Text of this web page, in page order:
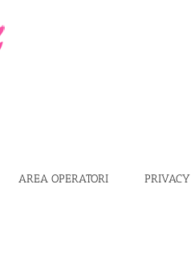
AREA OPERATORI PRIVACY